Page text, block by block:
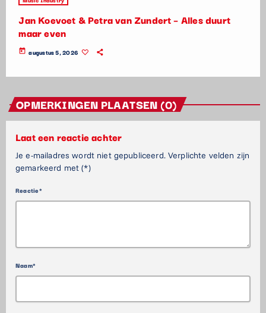
Jan Koevoet & Petra van Zundert – Alles duurt
maar even
today augustus 5, 2026
OPMERKINGEN PLAATSEN (0)
Laat een reactie achter
Je e-mailadres wordt niet gepubliceerd. Verplichte velden zijn
gemarkeerd met (*)
Reactie*
Naam*